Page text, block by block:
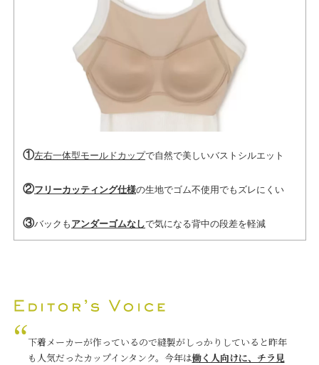
①左右一体型モールドカップで自然で美しいバストシルエット
②フリーカッティング仕様の生地でゴム不使用でもズレにくい
③バックも アンダーゴムなしで気になる背中の段差を軽減
下着メーカーが作っているので縫製がしっかりしていると昨年
も人気だったカップインタンク。今年は働く人向けに、チラ見